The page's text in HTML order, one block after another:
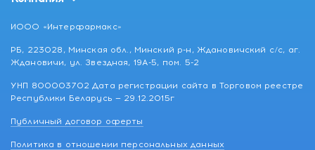
ИООО «Интерфармакс»
РБ, 223028, Минская обл., Минский р-н, Ждановичский с/с, аг.
Ждановичи, ул. Звездная, 19А-5, пом. 5-2
УНП 800003702 Дата регистрации сайта в Торговом реестре
Республики Беларусь — 29.12.2015г
Публичный договор оферты
Политика в отношении персональных данных